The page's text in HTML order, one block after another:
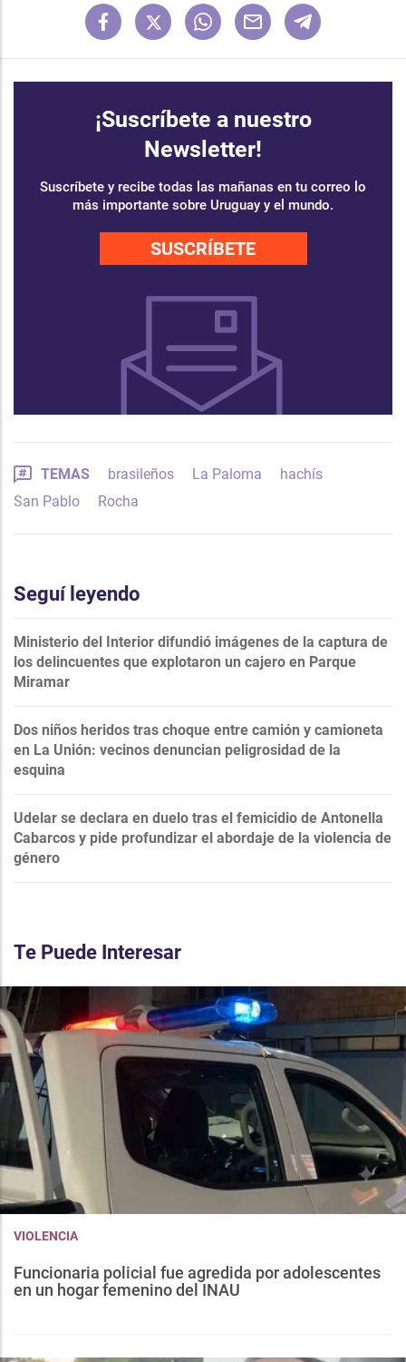
¡Suscríbete a nuestro
Newsletter!
Suscríbete y recibe todas las mañanas en tu correo lo
más importante sobre Uruguay y el mundo.
SUSCRÍBETE
TEMAS brasileños La Paloma
hachís
San Pablo
Rocha
Seguí leyendo
Ministerio del Interior difundió imágenes de la captura de
los delincuentes que explotaron un cajero en Parque
Miramar
Dos niños heridos tras choque entre camión y camioneta
en La Unión: vecinos denuncian peligrosidad de la
esquina
Udelar se declara en duelo tras el femicidio de Antonella
Cabarcos y pide profundizar el abordaje de la violencia de
género
Te Puede Interesar
VIOLENCIA
Funcionaria policial fue agredida por adolescentes
en un hogar femenino del INAU